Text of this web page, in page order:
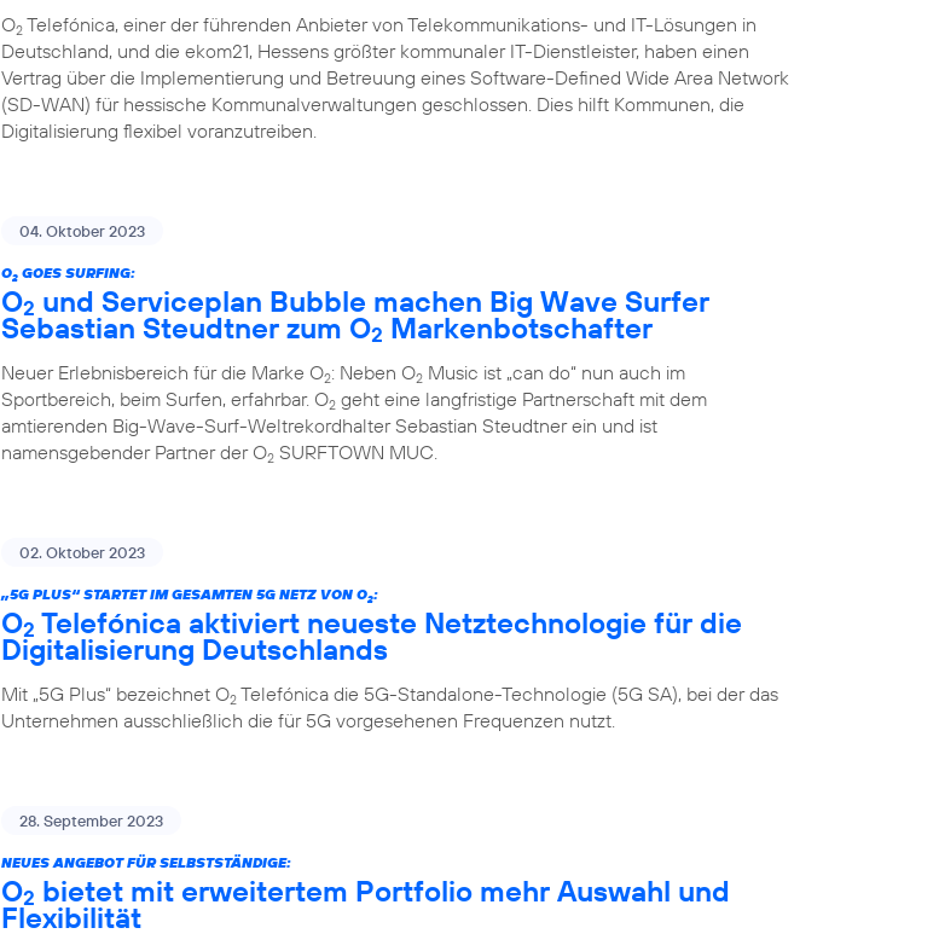
O2 Telefónica, einer der führenden Anbieter von Telekommunikations- und IT-Lösungen in
Deutschland, und die ekom21, Hessens größter kommunaler IT-Dienstleister, haben einen
Vertrag über die Implementierung und Betreuung eines Software-Defined Wide Area Network
(SD-WAN) für hessische Kommunalverwaltungen geschlossen. Dies hilft Kommunen, die
Digitalisierung flexibel voranzutreiben.
04. Oktober 2023
O2 GOES SURFING:
O2 und Serviceplan Bubble machen Big Wave Surfer
Sebastian Steudtner zum O2 Markenbotschafter
Neuer Erlebnisbereich für die Marke O2: Neben O2 Music ist „can do“ nun auch im
Sportbereich, beim Surfen, erfahrbar. O2 geht eine langfristige Partnerschaft mit dem
amtierenden Big-Wave-Surf-Weltrekordhalter Sebastian Steudtner ein und ist
namensgebender Partner der O2 SURFTOWN MUC.
02. Oktober 2023
„5G PLUS“ STARTET IM GESAMTEN 5G NETZ VON O2:
O2 Telefónica aktiviert neueste Netztechnologie für die
Digitalisierung Deutschlands
Mit „5G Plus“ bezeichnet O2 Telefónica die 5G-Standalone-Technologie (5G SA), bei der das
Unternehmen ausschließlich die für 5G vorgesehenen Frequenzen nutzt.
28. September 2023
NEUES ANGEBOT FÜR SELBSTSTÄNDIGE:
O2 bietet mit erweitertem Portfolio mehr Auswahl und
Flexibilität